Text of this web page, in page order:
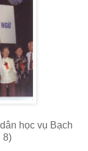
học vụ Bạch
8)